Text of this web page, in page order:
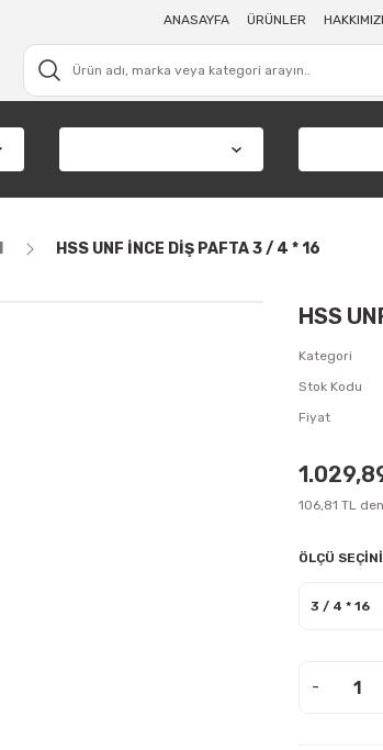
ANASAYFA ÜRÜNLER
HSS UNF İNCE DİŞ PAFTA 3 / 4 * 16
HSS
Kategori
Stok Kodu
Fiyat
106,81 TL
ÖLÇÜ
-